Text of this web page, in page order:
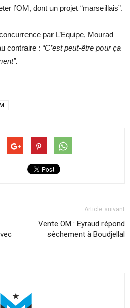
l’OM, dont un projet “marseillais”.
par L’Equipe, Mourad
contraire : “C’est peut-être pour ça
Article suivant
Vente OM : Eyraud répond
sèchement à Boudjellal